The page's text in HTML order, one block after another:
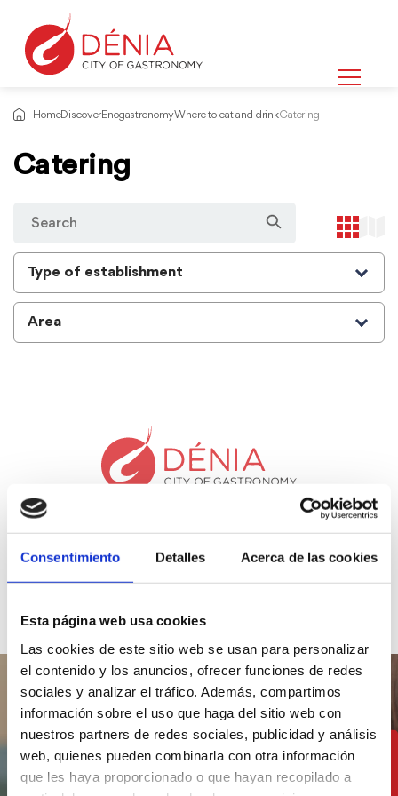
Consentimiento Detalles Acerca de las cookies
Esta página web usa cookies
Las cookies de este sitio web se usan para personalizar
el contenido y los anuncios, ofrecer funciones de redes
sociales y analizar el tráfico. Además, compartimos
información sobre el uso que haga del sitio web con
nuestros partners de redes sociales, publicidad y análisis
web, quienes pueden combinarla con otra información
que les haya proporcionado o que hayan recopilado a
HomeDiscoverEnogastronomyWhere to eat and drinkCatering
Catering
Type of establishment
Area
Enjoy our cuisine just